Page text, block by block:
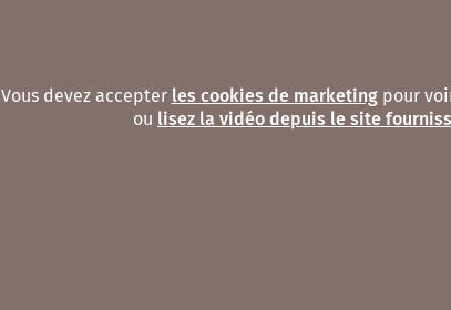
Vous devez accepter les cookies de marketingpour
ou lisez la vidéo depuis le site